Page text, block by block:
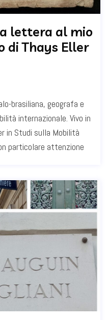
lettera al mio
di Thays Eller
brasiliana, geografa e
internazionale. Vivo in
in Studi sulla Mobilità
particolare attenzione